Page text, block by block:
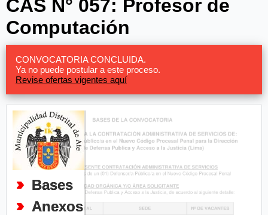
CAS N° 057: Profesor de
Computación
CONVOCATORIA CONCLUIDA.
Ya no puede postular a este proceso.
Revise ofertas vigentes aquí
Bases
Anexos